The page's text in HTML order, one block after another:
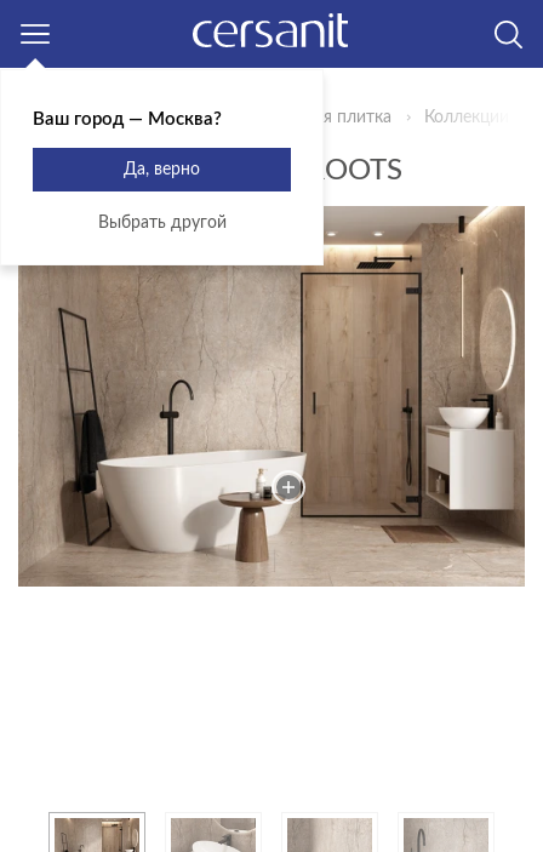
Главная Продукты Керамическая плитка Коллекции
КОЛЛЕКЦИЯ SILVER ROOTS
Ваш город — Москва?
Да, верно
Выбрать другой